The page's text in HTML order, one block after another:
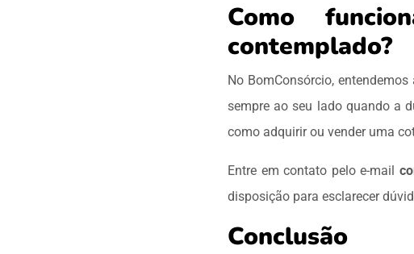
Como
contemplado?
No BomConsórcio,
sempre ao seu lado quando a
como adquirir ou vender uma
Entre em contato pelo e-mail
disposição para esclarecer
Conclusão